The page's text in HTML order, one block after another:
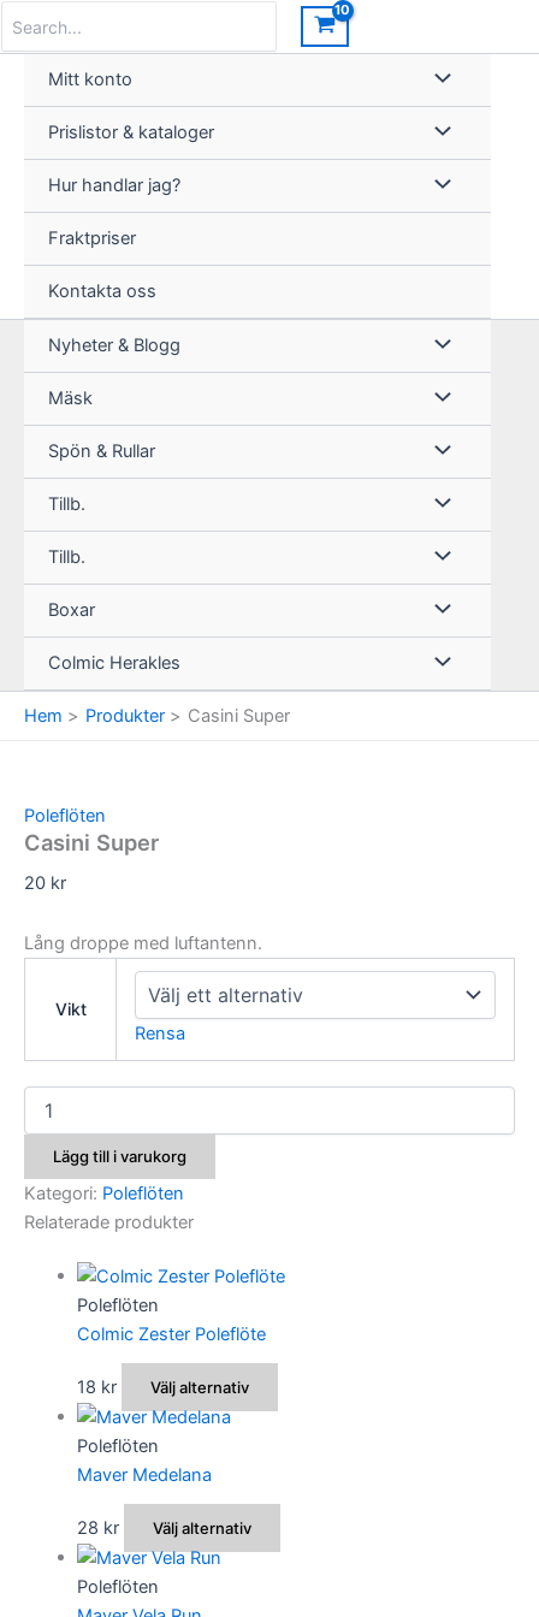
innehåll
for:
Mitt konto
Prislistor & kataloger
Hur handlar jag?
Fraktpriser
Kontakta oss
Nyheter & Blogg
Mäsk
Spön & Rullar
Tillb.
Tillb.
Boxar
Colmic Herakles
Hem Produkter Casini Super
Poleflöten
Casini Super
20 kr
Lång droppe med luftantenn.
Vikt
Rensa
Casini
Super
Lägg till i varukorg
Kategori: Poleflöten
Relaterade produkter
Poleflöten
Colmic Zester Poleflöte
18 kr Välj alternativ
här
flera
Poleflöten
Maver Medelana
28 kr Välj alternativ
här
Poleflöten